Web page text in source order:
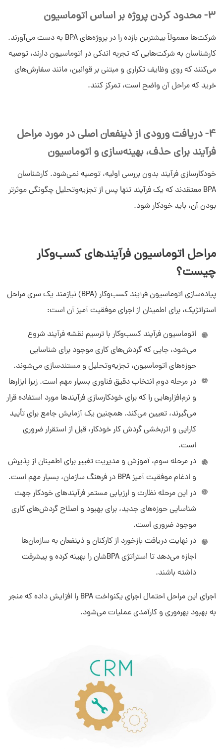
3- محدود کردن پروژه بر اساس اتوماسیون
شرکت‌ها معمولاً بیشترین بازده را در پروژه‌های BPA به دست می‌آورند.
کارشناسان به شرکت‌هایی که تجربه اندکی در اتوماسیون دارند، توصیه
می‌کنند که روی وظایف تکراری و مبتنی بر قوانین، مانند سفارش‌های
خرید که مراحل آن واضح است، تمرکز کنند.
4- دریافت ورودی از ذینفعان اصلی در مورد مراحل
فرآیند برای حذف، بهینه‌سازی و اتوماسیون
خودکارسازی فرآیند بدون بررسی اولیه، توصیه نمی‌شود. کارشناسان
BPA معتقدند که یک فرآیند تنها پس از تجزیه‌و‌تحلیل چگونگی موثرتر
بودن آن، باید خودکار شود.
مراحل اتوماسیون فرآیندهای کسب‌وکار
چیست؟
پیاده‌سازی اتوماسیون فرآیند کسب‌وکار (BPA) نیازمند یک سری مراحل
استراتژیک، برای اطمینان از اجرای موفقیت آمیز آن است:
اتوماسیون فرآیند کسب‌وکار با ترسیم نقشه فرآیند شروع
می‌شود، جایی که گردش‌های کاری موجود برای شناسایی
حوزه‌های اتوماسیون، تجزیه‌وتحلیل و مستندسازی می‌شوند.
در مرحله دوم انتخاب دقیق فناوری بسیار مهم است. زیرا ابزارها
و نرم‌افزارهایی را که برای خودکارسازی فرآیندها مورد استفاده قرار
می‌گیرند، تعیین می‌کند. همچنین یک آزمایش جامع برای تأیید
کارایی و اثربخشی گردش کار خودکار، قبل از استقرار ضروری
است.
در مرحله سوم، آموزش و مدیریت تغییر برای اطمینان از پذیرش
و ادغام موفقیت آمیز BPA در فرهنگ سازمان، بسیار مهم است.
در این مرحله نظارت و ارزیابی مستمر فرآیندهای خودکار جهت
شناسایی حوزه‌های جدید، برای بهبود و اصلاح گردش‌های کاری
موجود ضروری است.
در نهایت دریافت بازخورد از کارکنان و ذینفعان به سازمان‌ها
اجازه می‌دهد تا استراتژی BPA‌شان را بهینه کرده و پیشرفت
داشته باشند.
اجرای این مراحل احتمال اجرای یکنواخت BPA را افزایش داده که منجر
به بهبود بهره‌وری و کارآمدی عملیات می‌شود.